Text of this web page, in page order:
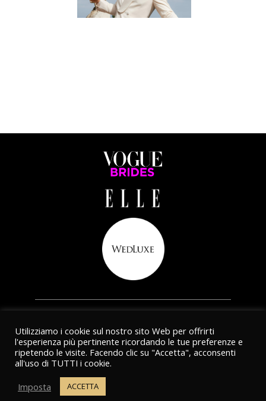
COPYRIGHTS 2020 © BENCIVENGA
ALTA SARTORIA
POWERED BY:
SEGUICI SU:
Utilizziamo i cookie sul nostro sito Web per offrirti
l'esperienza più pertinente ricordando le tue preferenze e
ripetendo le visite. Facendo clic su "Accetta", acconsenti
all'uso di TUTTI i cookie.
Imposta
ACCETTA